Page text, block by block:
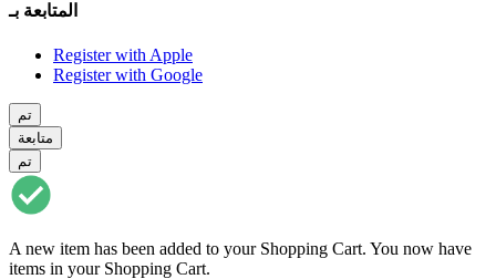
المتابعة بـ
Register with Apple
Register with Google
تم
متابعة
تم
A new item has been added to your Shopping Cart. You now have
items in your Shopping Cart.